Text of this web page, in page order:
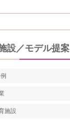
設／モデル提案
施設